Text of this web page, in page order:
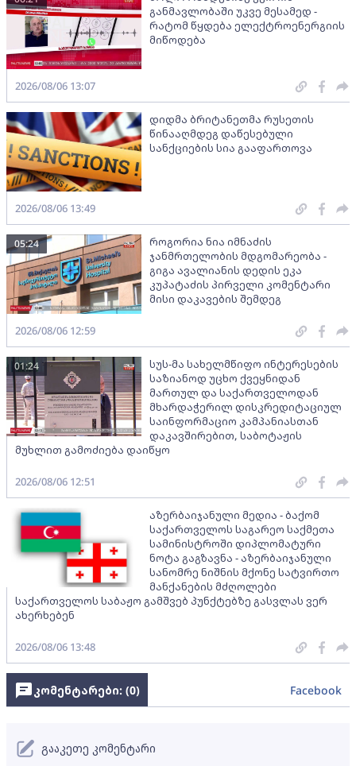
განმავლობაში უკვე მესამედ -
რატომ წყდება ელექტროენერგიის
მიწოდება
2026/08/06 13:07
დიდმა ბრიტანეთმა რუსეთის
წინააღმდეგ დაწესებული
სანქციების სია გააფართოვა
2026/08/06 13:49
როგორია ნია იმნაძის
ჯანმრთელობის მდგომარეობა -
გიგა ავალიანის დედის ეკა
კუპატაძის პირველი კომენტარი
მისი დაკავების შემდეგ
05:24
2026/08/06 12:59
სუს-მა სახელმწიფო ინტერესების
საზიანოდ უცხო ქვეყნიდან
მართულ და საქართველოდან
მხარდაჭერილ დისკრედიტაციულ
საინფორმაციო კამპანიასთან
დაკავშირებით, საბოტაჟის
მუხლით გამოძიება დაიწყო
01:24
2026/08/06 12:51
აზერბაიჯანული მედია - ბაქომ
საქართველოს საგარეო საქმეთა
სამინისტროში დიპლომატური
ნოტა გაგზავნა - აზერბაიჯანული
სანომრე ნიშნის მქონე სატვირთო
მანქანების მძღოლები
საქართველოს საბაჟო გამშვებ პუნქტებზე გასვლას ვერ
ახერხებენ
2026/08/06 13:48
კომენტარები: (0) Facebook
გააკეთე კომენტარი